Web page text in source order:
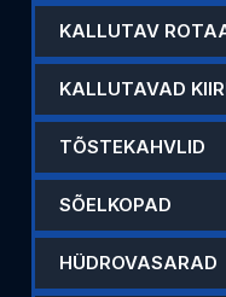
KALLUTAV
KALLUTAVAD
TÕSTEKAHVLID
SÕELKOPAD
HÜDROVASARAD